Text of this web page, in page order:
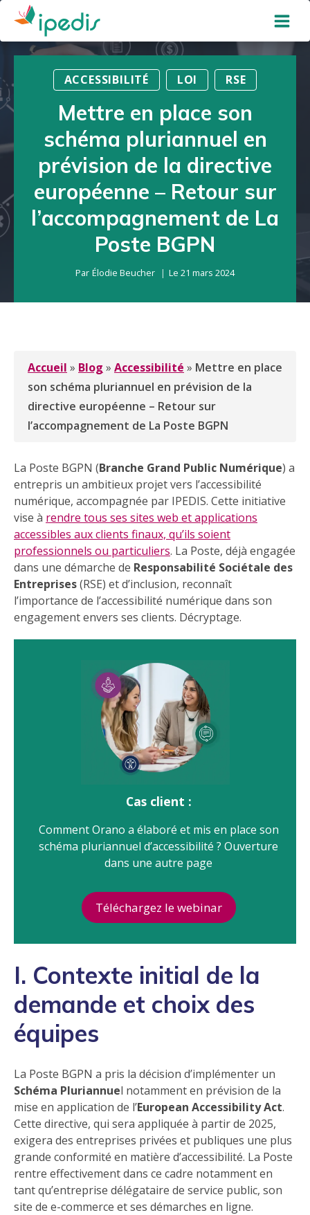
Aller
contenu
ACCESSIBILITÉ LOI RSE
Mettre en place son
schéma pluriannuel en
prévision de la directive
européenne – Retour sur
l’accompagnement de La
Poste BGPN
Par Élodie Beucher Le 21 mars 2024
Accueil » Blog » Accessibilité » Mettre en place
son schéma pluriannuel en prévision de la
directive européenne – Retour sur
l’accompagnement de La Poste BGPN
La Poste BGPN (Branche Grand Public Numérique) a
entrepris un ambitieux projet vers l’accessibilité
numérique, accompagnée par IPEDIS. Cette initiative
vise à rendre tous ses sites web et applications
accessibles aux clients finaux, qu’ils soient
professionnels ou particuliers. La Poste, déjà engagée
dans une démarche de Responsabilité Sociétale des
Entreprises(RSE) et d’inclusion, reconnaît
l’importance de l’accessibilité numérique dans son
engagement envers ses clients. Décryptage.
Cas client :
Comment Orano a élaboré et mis en place son
schéma pluriannuel d’accessibilité ? Ouverture
dans une autre page
Téléchargez le webinar
I. Contexte initial de la
demande et choix des
équipes
La Poste BGPN a pris la décision d’implémenter un
Schéma Pluriannuel notamment en prévision de la
mise en application de l’European Accessibility Act.
Cette directive, qui sera appliquée à partir de 2025,
exigera des entreprises privées et publiques une plus
grande conformité en matière d’accessibilité. La Poste
rentre effectivement dans ce cadre notamment en
tant qu’entreprise délégataire de service public, son
site de e-commerce et ses démarches en ligne.